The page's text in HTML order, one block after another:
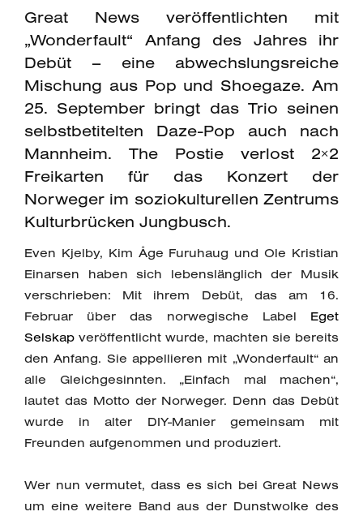
Great News veröffentlichten mit
„Wonderfault“ Anfang des Jahres ihr
Debüt – eine abwechslungsreiche
Mischung aus Pop und Shoegaze. Am
25. September bringt das Trio seinen
selbstbetitelten Daze-Pop auch nach
Mannheim. The Postie verlost 2×2
Freikarten für das Konzert der
Norweger im soziokulturellen Zentrums
Kulturbrücken Jungbusch.
Even Kjelby, Kim Åge Furuhaug und Ole Kristian
Einarsen haben sich lebenslänglich der Musik
verschrieben: Mit ihrem Debüt, das am 16.
Februar über das norwegische Label Eget
Selskap veröffentlicht wurde, machten sie bereits
den Anfang. Sie appellieren mit „Wonderfault“ an
alle Gleichgesinnten. „Einfach mal machen“,
lautet das Motto der Norweger. Denn das Debüt
wurde in alter DIY-Manier gemeinsam mit
Freunden aufgenommen und produziert.
Wer nun vermutet, dass es sich bei Great News
um eine weitere Band aus der Dunstwolke des